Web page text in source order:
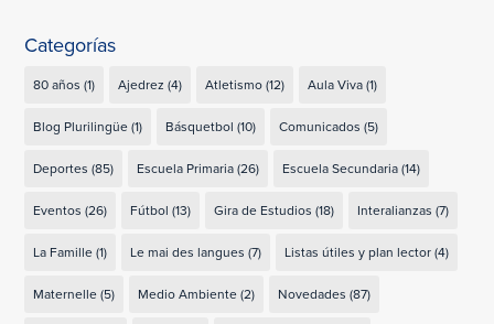
Categorías
80 años (1) Ajedrez (4) Atletismo(12) Aula Viva(1)
Blog Plurilingüe(1) Básquetbol (10) Comunicados (5)
Deportes (85) Escuela Primaria(26) Escuela Secundaria(14)
Eventos (26) Fútbol (13) Gira de Estudios (18) Interalianzas (7)
La Famille(1) Le mai des langues (7) Listas útiles y plan lector(4)
Maternelle(5) Medio Ambiente(2) Novedades (87)